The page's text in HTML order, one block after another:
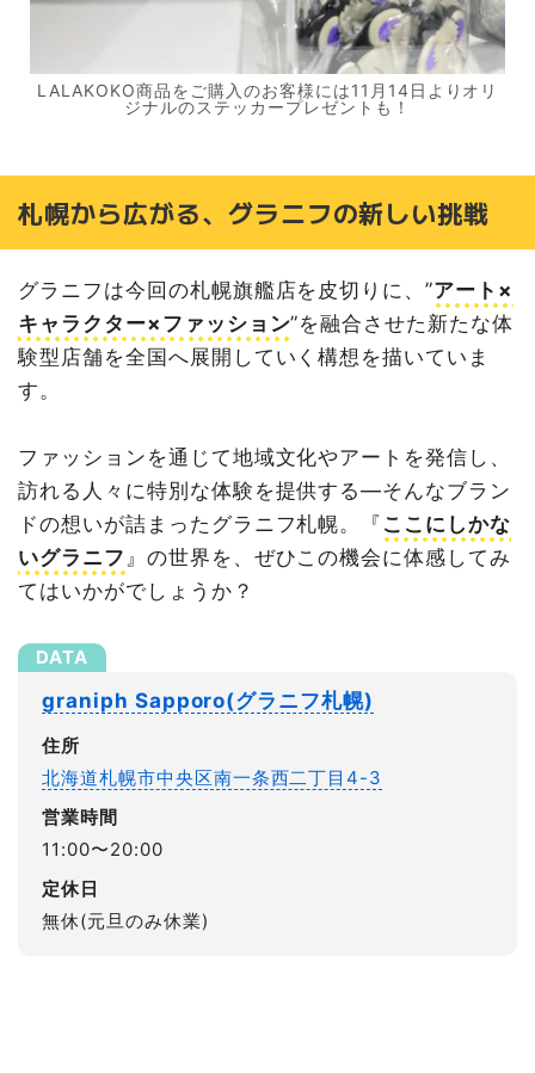
LALAKOKO商品をご購入のお客様には11月14日よりオリ
ジナルのステッカープレゼントも！
札幌から広がる、グラニフの新しい挑戦
グラニフは今回の札幌旗艦店を皮切りに、”アート×
キャラクター×ファッション”を融合させた新たな体
験型店舗を全国へ展開していく構想を描いていま
す。
ファッションを通じて地域文化やアートを発信し、
訪れる人々に特別な体験を提供する―そんなブラン
ドの想いが詰まったグラニフ札幌。『 ここにしかな
いグラニフ 』の世界を、ぜひこの機会に体感してみ
てはいかがでしょうか？
graniph Sapporo(グラニフ札幌)
住所
北海道札幌市中央区南一条西二丁目4-3
営業時間
11:00〜20:00
定休日
無休(元旦のみ休業)